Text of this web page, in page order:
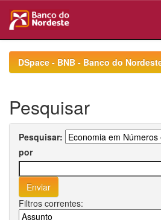
navigationDSpace - BNB - Banco do
Pesquisar
Pesquisar:
por
Filtros correntes: